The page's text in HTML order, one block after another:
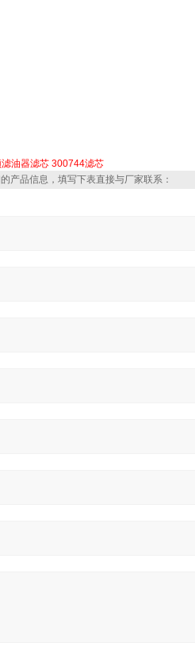
油器滤芯 300744滤芯
产品信息，填写下表直接与厂家联系：